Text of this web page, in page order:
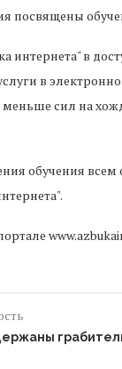
посвящены
интернета" в
в
меньше сил на
обучения